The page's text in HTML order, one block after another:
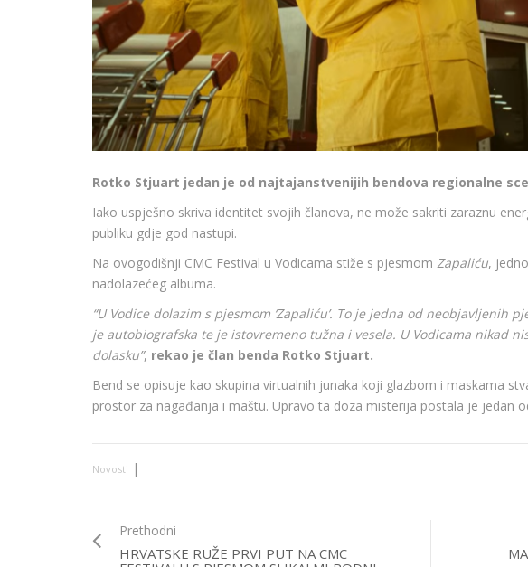
Rotko Stjuart jedan je od najtajanstvenijih bendova regionalne
Iako uspješno skriva identitet svojih članova, ne može sakriti zaraznu
publiku gdje god nastupi.
Na ovogodišnji CMC Festival u Vodicama stiže s pjesmom Zapaliću,
nadolazećeg albuma.
“U Vodice dolazim s pjesmom ‘Zapaliću’. To je jedna od neobjavljenih
je autobiografska te je istovremeno tužna i vesela. U Vodicama nikad
dolasku”, rekao je član benda Rotko Stjuart.
Bend se opisuje kao skupina virtualnih junaka koji glazbom i maskama
prostor za nagađanja i maštu. Upravo ta doza misterija postala je jedan
Novosti |
Prethodni
HRVATSKE RUŽE PRVI PUT NA CMC